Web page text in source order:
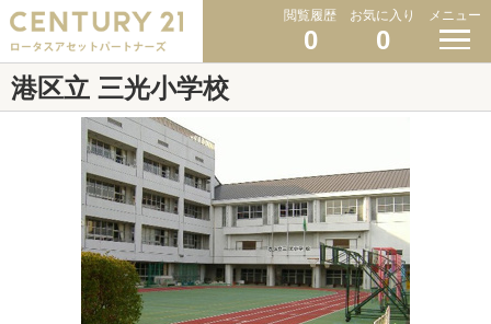
閲覧履歴
0
お気に入り
0
メニュー
港区立 三光小学校